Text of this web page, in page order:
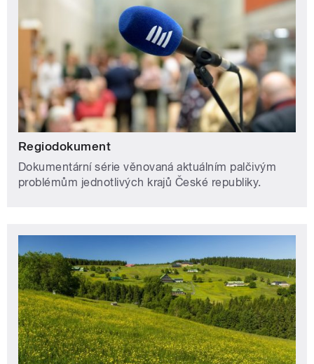
Regiodokument
Dokumentární série věnovaná aktuálním palčivým
problémům jednotlivých krajů České republiky.